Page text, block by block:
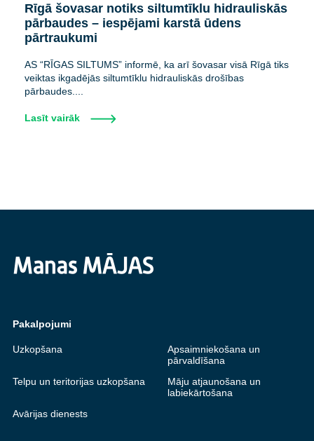
Rīgā šovasar notiks siltumtīklu hidrauliskās
pārbaudes – iespējami karstā ūdens
pārtraukumi
AS “RĪGAS SILTUMS” informē, ka arī šovasar visā Rīgā tiks
veiktas ikgadējās siltumtīklu hidrauliskās drošības
pārbaudes....
Lasīt vairāk
Pakalpojumi
Uzkopšana
Apsaimniekošana un
pārvaldīšana
Telpu un teritorijas uzkopšana
Māju atjaunošana un
labiekārtošana
Avārijas dienests